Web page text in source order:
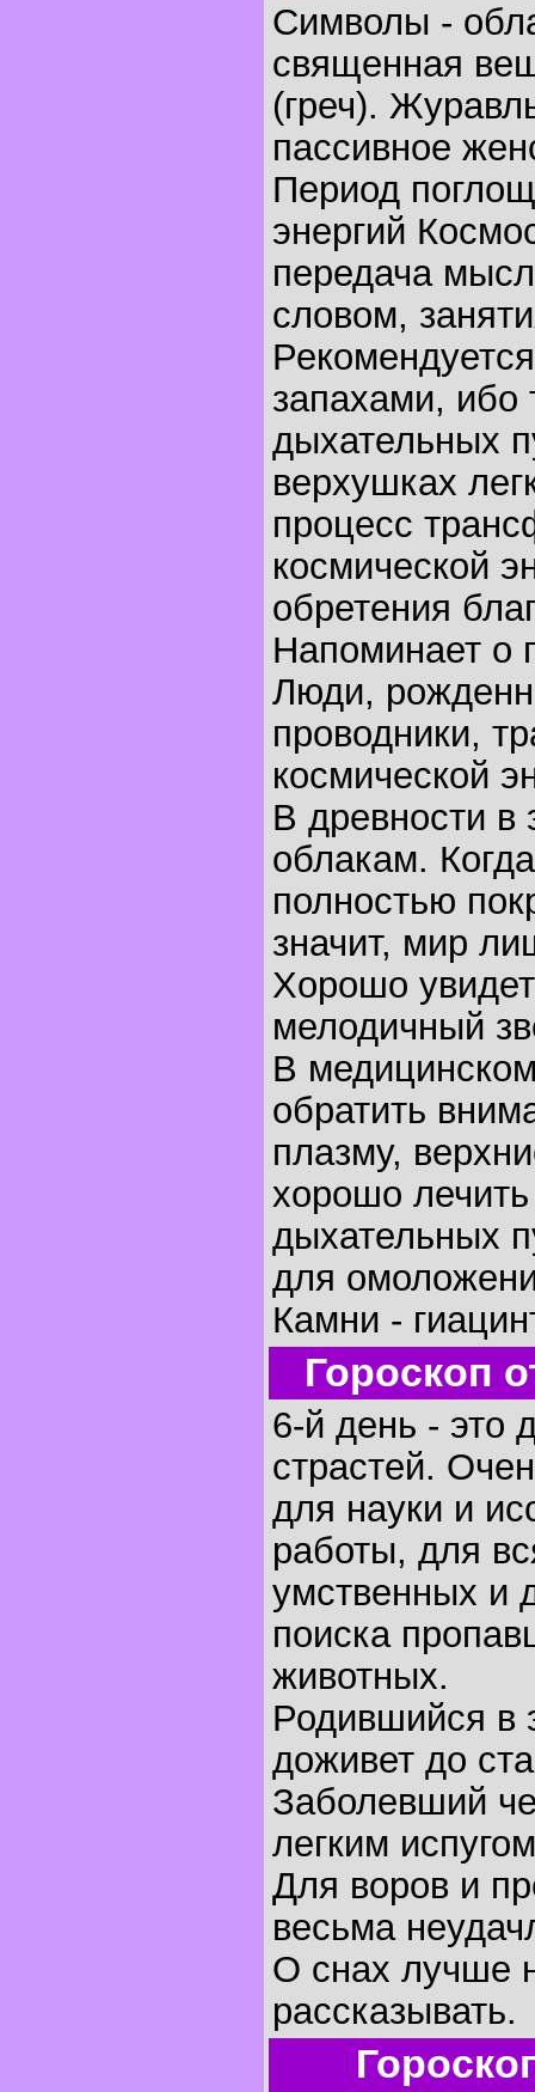
Символы -
священная
(греч).
пассивное
Период
энергий
передача
словом,
запахами, ибо
дыхательных
верхушках
процесс
космической
обретения
Напоминает о
Люди,
проводники,
космической
В древности в
облакам.
полностью
значит, мир
Хорошо
мелодичный
В
обратить
плазму,
хорошо
дыхательных
для
Камни -
Гороскоп
6-й день - это
страстей.
для науки и
работы, для
умственных и
поиска
животных.
Родившийся в
доживет до
Заболевший
легким
Для воров и
весьма
O снах лучше
рассказывать.